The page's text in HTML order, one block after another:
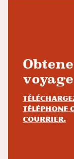
téléphone
courrier.